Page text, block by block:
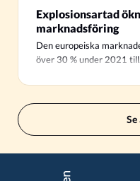
Explosionsartad
marknadsföring
Den europeiska
över 30 % under 2021